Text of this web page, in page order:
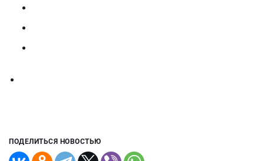
ПОДЕЛИТЬСЯ НОВОСТЬЮ